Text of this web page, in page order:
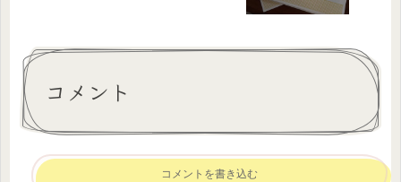
コメント
コメントを書き込む